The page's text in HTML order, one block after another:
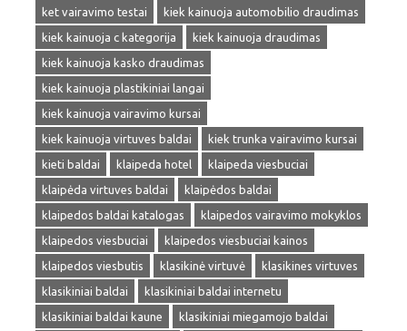
ket vairavimo testai
kiek kainuoja automobilio draudimas
kiek kainuoja c kategorija
kiek kainuoja draudimas
kiek kainuoja kasko draudimas
kiek kainuoja plastikiniai langai
kiek kainuoja vairavimo kursai
kiek kainuoja virtuves baldai
kiek trunka vairavimo kursai
kieti baldai
klaipeda hotel
klaipeda viesbuciai
klaipėda virtuves baldai
klaipėdos baldai
klaipedos baldai katalogas
klaipedos vairavimo mokyklos
klaipedos viesbuciai
klaipedos viesbuciai kainos
klaipedos viesbutis
klasikinė virtuvė
klasikines virtuves
klasikiniai baldai
klasikiniai baldai internetu
klasikiniai baldai kaune
klasikiniai miegamojo baldai